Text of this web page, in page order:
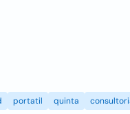
portatil quinta